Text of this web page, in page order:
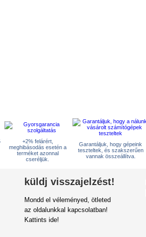
+2% felárért,
meghibásodás esetén a
terméket azonnal
cseréljük.
Garantáljuk, hogy gépeink
teszteltek, és szakszerűen
vannak összeállítva.
küldj visszajelzést!
Mondd el véleményed, ötleted
az oldalunkkal kapcsolatban!
Kattints ide!